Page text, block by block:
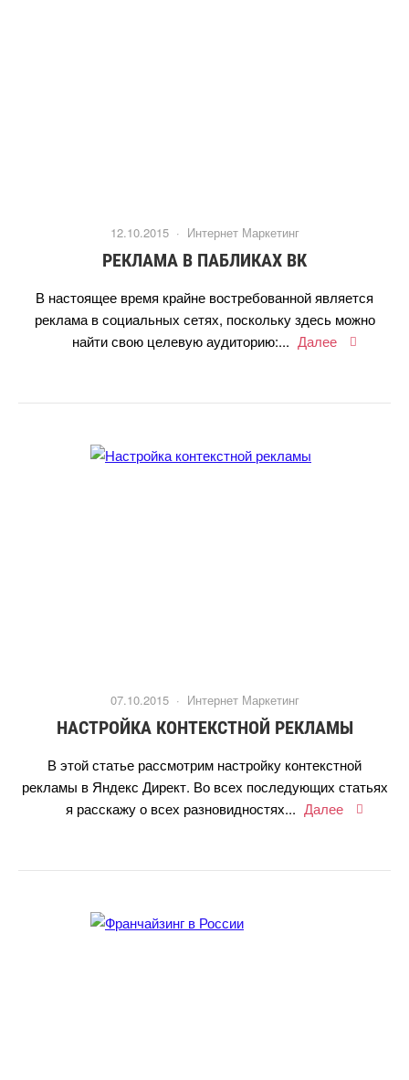
12.10.2015 · Интернет Маркетин
РЕКЛАМА В ПАБЛИКАХ ВК
настоящее время крайне востребованной является
реклама в социальных сетях, поскольку здесь можно
найти свою целевую аудиторию:... Далее
07.10.2015 · Интернет Маркетин
НАСТРОЙКА КОНТЕКСТНОЙ РЕКЛАМЫ
этой статье рассмотрим настройку контекстной
рекламы в Яндекс Директ. Во всех последующих статьях
я расскажу о всех разновидностях... Далее